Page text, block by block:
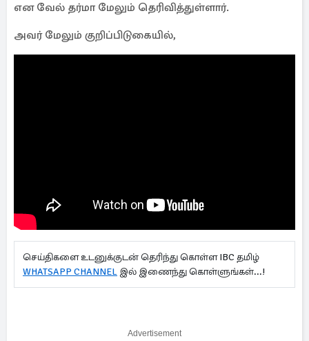
என வேல் தர்மா மேலும் தெரிவித்துள்ளார்.
அவர் மேலும் குறிப்பிடுகையில்,
செய்திகளை உடனுக்குடன் தெரிந்து கொள்ள IBC தமிழ்
WHATSAPP CHANNEL இல் இணைந்து கொள்ளுங்கள்...!
Advertisement